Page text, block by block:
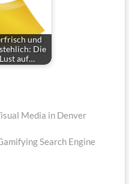
und
Die
auf…
Media in Denver
Search Engine